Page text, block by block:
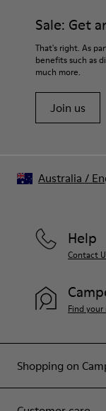
Sale: Get
That's right. As
benefits such as
much more.
Join us
Shopping on
Help
Contact
Find
Australia /